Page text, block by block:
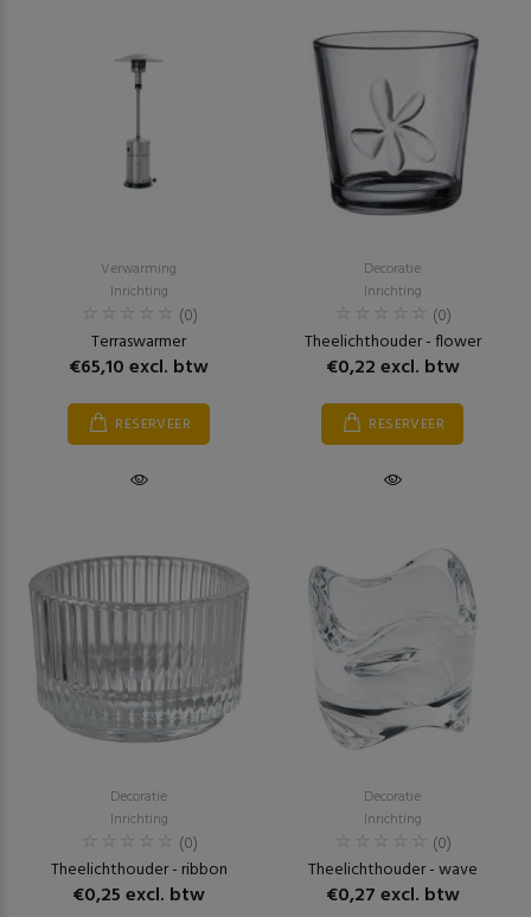
Verwarming
Inrichting
(0)
Terraswarmer
€65,10 excl. btw
RESERVEER
Decoratie
Inrichting
(0)
Theelichthouder - flower
€0,22 excl. btw
RESERVEER
Decoratie
Inrichting
(0)
Theelichthouder - ribbon
€0,25 excl. btw
Decoratie
Inrichting
(0)
Theelichthouder - wave
€0,27 excl. btw